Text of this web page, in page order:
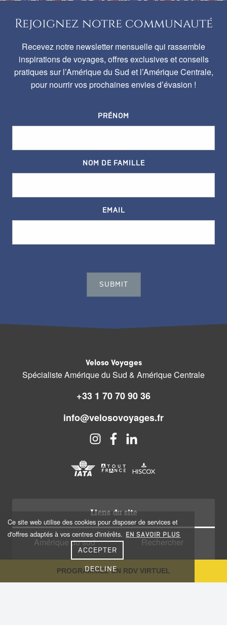
Ce site web utilise des cookies pour disposer de services et
d'offres adaptés à vos centres d'intérêts.
EN SAVOIR PLUS
DECLINE
ACCEPTER
PROGRAMMEZ UN RDV VIRTUEL
Rejoignez notre communauté
Recevez notre newsletter mensuelle qui rassemble
inspirations de voyages, offres exclusives et conseils
pratiques sur l’Amérique du Sud et l’Amérique Centrale,
pour nourrir vos prochaines envies d’évasion !
PRÉNOM
NOM DE FAMILLE
EMAIL
Veloso Voyages
Spécialiste Amérique du Sud & Amérique Centrale
+33 1 70 70 90 36
info@velosovoyages.fr
Liens du site
Amérique du sud
Amérique centrale
Caraïbes
Rechercher
Qui sommes nous?
Recrutement